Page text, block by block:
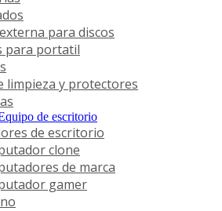
para discos
para portatil
limpieza y protectores
de escritorio
de escritorio
clone
de marca
gamer